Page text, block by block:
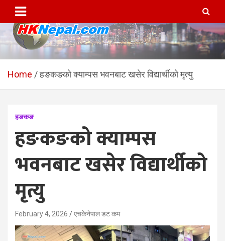
content
HKNepal.com – हङकङबाट
सञ्चालित पहिलो नेपाली अनलाईन
hknepal, hknepal.com, hk nepal, hk nepal com
Home हङकङको क्याम्पस भवनबाट खसेर विद्यार्थीको मृत्यु
हङकङ
हङकङको क्याम्पस
भवनबाट खसेर विद्यार्थीको
मृत्यु
February 4, 2026 एचकेनेपाल डट कम